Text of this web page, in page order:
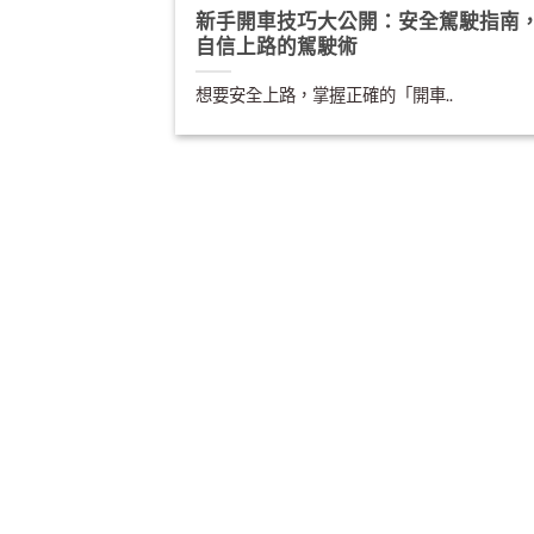
新手開車技巧大公開：安全駕駛指南
自信上路的駕駛術
想要安全上路，掌握正確的「開車..